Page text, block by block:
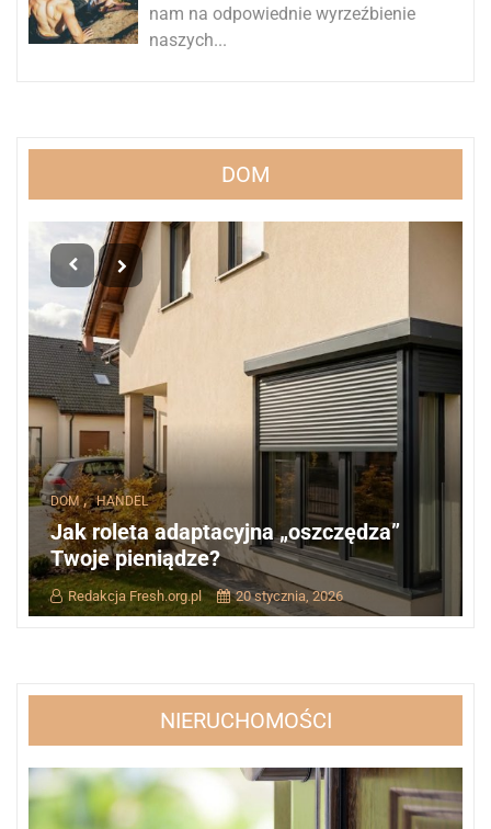
nam na odpowiednie wyrzeźbienie
naszych...
DOM
DOM, HANDEL
Jak roleta adaptacyjna „oszczędza”
Twoje pieniądze?
Redakcja Fresh.org.pl 20 stycznia, 2026
NIERUCHOMOŚCI